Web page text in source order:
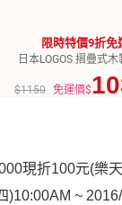
限時特價9折免
日本LOGOS 摺疊式木
$1150 免運價$
現折100元(樂
)10:00AM ~